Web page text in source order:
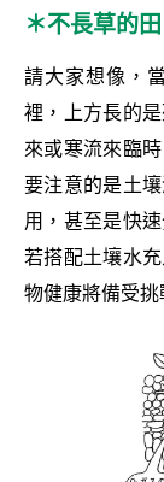
＊不長草的
請大家想像，
裡，上方長的
來或寒流來臨
要注意的是土
用，甚至是快
若搭配土壤水
物健康將備受挑